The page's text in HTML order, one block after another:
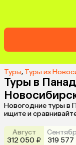
Туры, Туры из
Туры в
Новогодние туры в
ищите и
Август
312 050 ₽
319 577